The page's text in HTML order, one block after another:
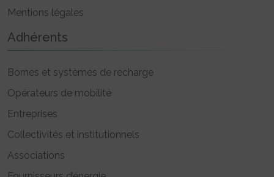
Mentions légales
Adhérents
Bornes et systèmes de recharge
Opérateurs de mobilité
Entreprises
Collectivités et institutionnels
Associations